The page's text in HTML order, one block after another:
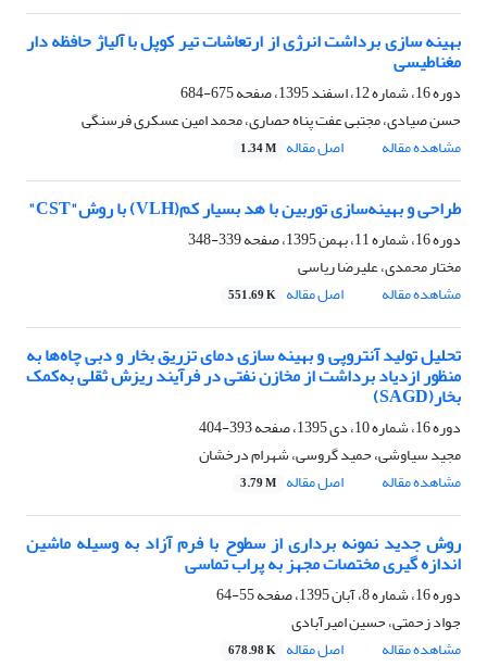
بهینه سازی برداشت انرژی از ارتعاشات تیر کوپل با آلیاژ حافظه دار
مغناطیسی
دوره 16، شماره 12، اسفند 1395، صفحه
675-684
حسن صیادی، مجتبی عفت پناه حصاری، محمد امین عسکری فرسنگی
مشاهده مقاله
اصل مقاله 1.34 M
طراحی و بهینه‌سازی توربین با هد بسیار کم(VLH) با روش"CST"
دوره 16، شماره 11، بهمن 1395، صفحه
339-348
مختار محمدی، علیرضا ریاسی
مشاهده مقاله
اصل مقاله 551.69 K
تحلیل تولید آنتروپی و بهینه سازی دمای تزریق بخار و دبی چاه‌ها به
منظور ازدیاد برداشت از مخازن نفتی در فرآیند ریزش ثقلی به‌کمک
بخار(SAGD)
دوره 16، شماره 10، دی 1395، صفحه
393-404
مجید سیاوشی، حمید گروسی، شهرام درخشان
مشاهده مقاله
اصل مقاله 3.79 M
روش جدید نمونه برداری از سطوح با فرم آزاد به وسیله ماشین
اندازه گیری مختصات مجهز به پراب تماسی
دوره 16، شماره 8، آبان 1395، صفحه
55-64
جواد زحمتی، حسین امیرآبادی
مشاهده مقاله
اصل مقاله 678.98 K